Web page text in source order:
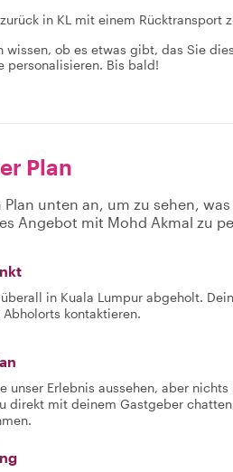
in KL mit einem Rücktransport
wissen, ob es etwas gibt, das Sie
personalisieren. Bis bald!
Plan
Plan unten an, um zu sehen,
Angebot mit Mohd Akmal zu
in Kuala Lumpur abgeholt.
Abholorts kontaktieren.
unser Erlebnis aussehen, aber
direkt mit deinem Gastgeber